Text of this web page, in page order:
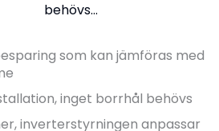
behövs...
som kan jämföras med
inget borrhål behövs
inverterstyrningen anpassar